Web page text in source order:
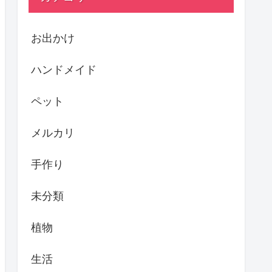
お出かけ
ハンドメイド
ペット
メルカリ
手作り
未分類
植物
生活